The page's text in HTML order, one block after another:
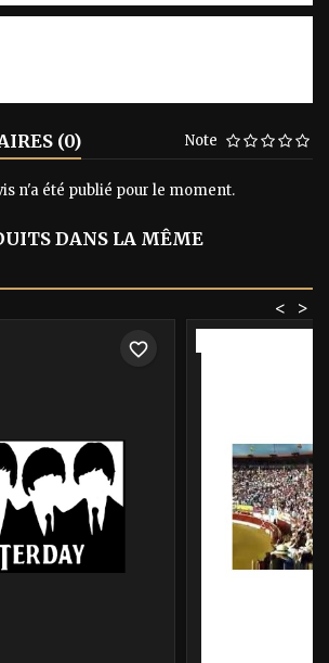
(0) Note
n'a été publié pour le moment.
DANS LA MÊME
>
<
favorite_border